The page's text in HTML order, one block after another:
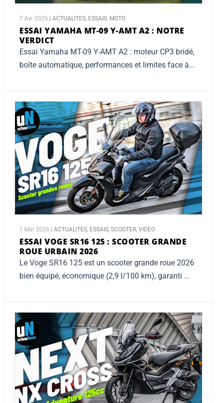
7 Avr 2026 ACTUALITES, ESSAIS, MOTO
ESSAI YAMAHA MT-09 Y-AMT A2 : NOTRE
VERDICT
Essai Yamaha MT-09 Y-AMT A2 : moteur CP3 bridé,
boîte automatique, performances et limites face à...
1 Mar 2026 | ACTUALITES ESSAIS SCOOTER VIDEO
ESSAI VOGE SR16 125 : SCOOTER GRANDE
ROUE URBAIN 2026
Le Voge SR16 125 est un scooter grande roue 2026
bien équipé, économique (2,9 l/100 km), garanti ...